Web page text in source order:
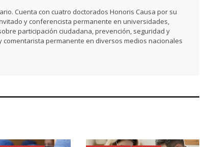
Cuenta con cuatro doctorados Honoris Causa por su
y conferencista permanente en universidades,
participación ciudadana, prevención, seguridad y
comentarista permanente en diversos medios nacionales